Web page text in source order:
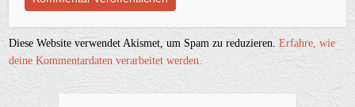
Diese Website verwendet Akismet, um Spam zu reduzieren.Erfahre, wie
deine Kommentardaten verarbeitet werden.